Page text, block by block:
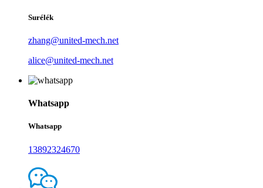
Surélék
zhang@united-mech.net
alice@united-mech.net
Whatsapp
Whatsapp
13892324670